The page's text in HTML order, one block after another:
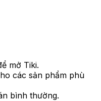
mở Tiki.
các sản phẩm phù
bình thường.